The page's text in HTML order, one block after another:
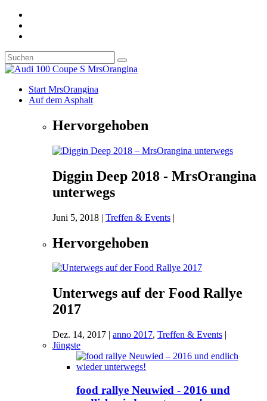
Start MrsOrangina
Auf dem Asphalt
Hervorgehoben
Diggin Deep 2018 - MrsOrangina
unterwegs
Juni 5, 2018 | Treffen & Events |
Hervorgehoben
Unterwegs auf der Food Rallye
2017
Dez. 14, 2017 | anno 2017, Treffen & Events |
Jüngste
food rallye Neuwied - 2016 und